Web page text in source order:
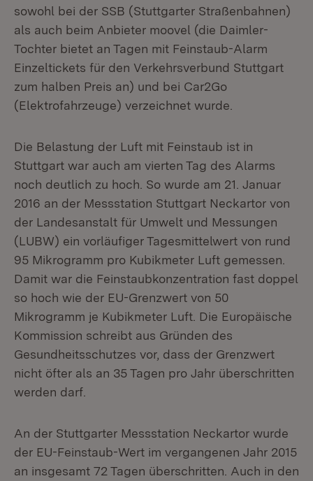
sowohl bei der SSB (Stuttgarter Straßenbahnen)
als auch beim Anbieter moovel (die Daimler-
Tochter bietet an Tagen mit Feinstaub-Alarm
Einzeltickets für den Verkehrsverbund Stuttgart
zum halben Preis an) und bei Car2Go
(Elektrofahrzeuge) verzeichnet wurde.
Die Belastung der Luft mit Feinstaub ist in
Stuttgart war auch am vierten Tag des Alarms
noch deutlich zu hoch. So wurde am 21. Januar
2016 an der Messstation Stuttgart Neckartor von
der Landesanstalt für Umwelt und Messungen
(LUBW) ein vorläufiger Tagesmittelwert von rund
95 Mikrogramm pro Kubikmeter Luft gemessen.
Damit war die Feinstaubkonzentration fast doppel
so hoch wie der EU-Grenzwert von 50
Mikrogramm je Kubikmeter Luft. Die Europäische
Kommission schreibt aus Gründen des
Gesundheitsschutzes vor, dass der Grenzwert
nicht öfter als an 35 Tagen pro Jahr überschritten
werden darf.
An der Stuttgarter Messstation Neckartor wurde
der EU-Feinstaub-Wert im vergangenen Jahr 2015
an insgesamt 72 Tagen überschritten. Auch in den